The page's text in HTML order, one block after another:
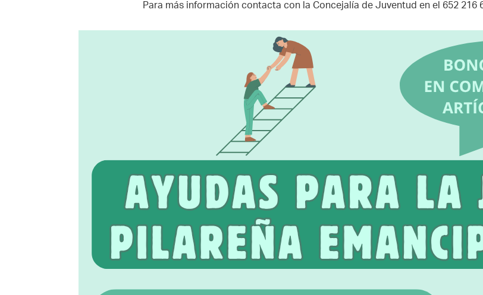
Para más información contacta con la Concejalía de Juventud en el 652 216